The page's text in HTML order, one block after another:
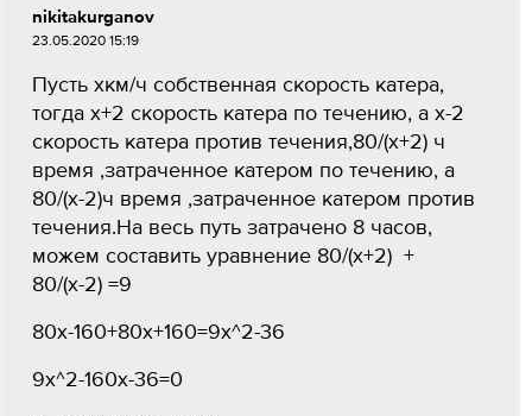
nikitakurganov
23.05.2020 15:19
Пусть хкм/ч собственная скорость катера,
тогда х+2 скорость катера по течению, а х-2
скорость катера против течения,80/(х+2) ч
время ,затраченное катером по течению, а
80/(х-2)ч время ,затраченное катером против
течения.На весь путь затрачено 8 часов,
можем составить уравнение 80/(х+2) +
80/(х-2) =9
80х-160+80х+160=9х^2-36
9х^2-160х-36=0